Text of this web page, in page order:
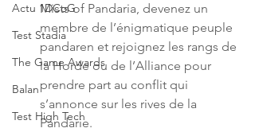
Actu 1DCoG
Test Stadia
The Game Awards
Balan
Test High Tech
Mists of Pandaria, devenez un
membre de l’énigmatique peuple
pandaren et rejoignez les rangs de
la Horde ou de l’Alliance pour
prendre part au conflit qui
s’annonce sur les rives de la
Pandarie.